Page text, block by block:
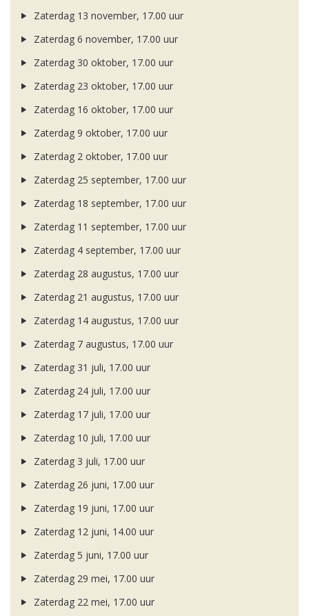
Zaterdag 13 november, 17.00 uur
Zaterdag 6 november, 17.00 uur
Zaterdag 30 oktober, 17.00 uur
Zaterdag 23 oktober, 17.00 uur
Zaterdag 16 oktober, 17.00 uur
Zaterdag 9 oktober, 17.00 uur
Zaterdag 2 oktober, 17.00 uur
Zaterdag 25 september, 17.00 uur
Zaterdag 18 september, 17.00 uur
Zaterdag 11 september, 17.00 uur
Zaterdag 4 september, 17.00 uur
Zaterdag 28 augustus, 17.00 uur
Zaterdag 21 augustus, 17.00 uur
Zaterdag 14 augustus, 17.00 uur
Zaterdag 7 augustus, 17.00 uur
Zaterdag 31 juli, 17.00 uur
Zaterdag 24 juli, 17.00 uur
Zaterdag 17 juli, 17.00 uur
Zaterdag 10 juli, 17.00 uur
Zaterdag 3 juli, 17.00 uur
Zaterdag 26 juni, 17.00 uur
Zaterdag 19 juni, 17.00 uur
Zaterdag 12 juni, 14.00 uur
Zaterdag 5 juni, 17.00 uur
Zaterdag 29 mei, 17.00 uur
Zaterdag 22 mei, 17.00 uur